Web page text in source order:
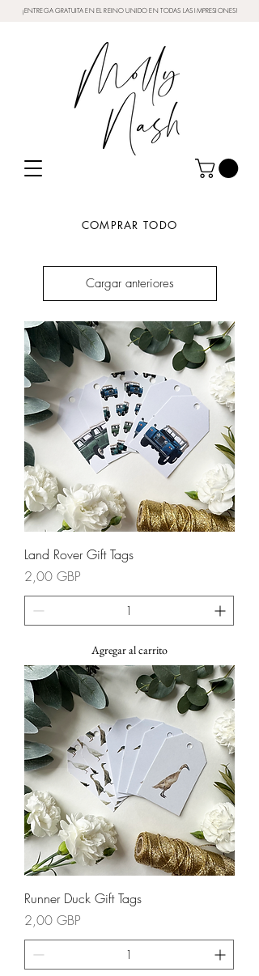
¡ENTREGA GRATUITA EN EL REINO UNIDO EN TODAS LAS IMPRESIONES!
Cargar anteriores
Land Rover Gift Tags
Precio
2,00 GBP
Agregar al carrito
Runner Duck Gift Tags
Precio
2,00 GBP
COMPRAR TODO